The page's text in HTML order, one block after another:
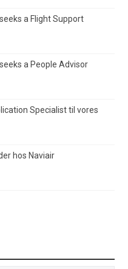
a Flight Support
a People Advisor
Specialist til vores
hos Naviair